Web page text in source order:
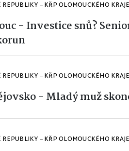
REPUBLIKY – KŘP OLOMOUCKÉHO KRAJE
- Investice snů?
REPUBLIKY – KŘP OLOMOUCKÉHO KRAJE
- Mladý muž
REPUBLIKY – KŘP OLOMOUCKÉHO KRAJE